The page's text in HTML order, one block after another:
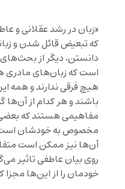
«زبان در رشد عقلانی و
که تبعیض قائل شدن و
دانستن، دیگر از
است که زبان‌های مادری
هیچ فرقی ندارند و همه
باشند و هر کدام از آن‌ها
مفاهیمی هستند که
مخصوص به خودشان
آن‌ها نیز ممکن است
روی بیان عاطفی تاثیر
خودمان را از این‌ها مجزا